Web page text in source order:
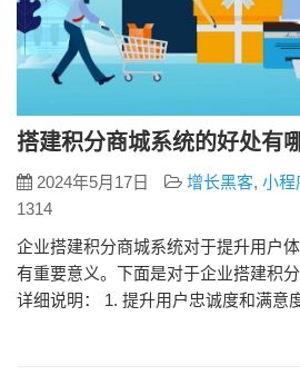
搭建积分商城系统的好处有
2024年5月17日 增长黑客, 小程
1314
企业搭建积分商城系统对于提升用户
有重要意义。下面是对于企业搭建积
详细说明： 1. 提升用户忠诚度和满意
业可以建立会员制度，吸引用户注册